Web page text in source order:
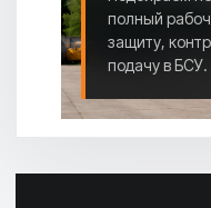
полный
защиту,
подачу в БСУ.